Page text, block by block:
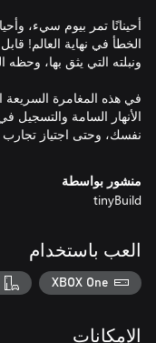
أحينانًا تمر بيوم سيء،
الخطأ في نهاية العالم!
في هذه المغامرة السريعة
الأنهار السامة والتسجيل
نفسك، وحتى اجتياز
منشور بواسطة
tinyBuild
العب باستخدام
XBOX One
الإمكانات